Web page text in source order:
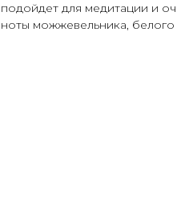
подойдет для медитации и
ноты можжевельника, белого